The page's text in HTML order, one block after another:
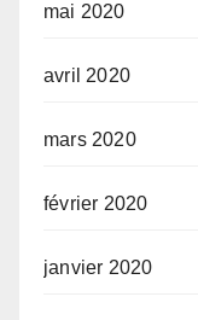
mai 2020
avril 2020
mars 2020
février 2020
janvier 2020